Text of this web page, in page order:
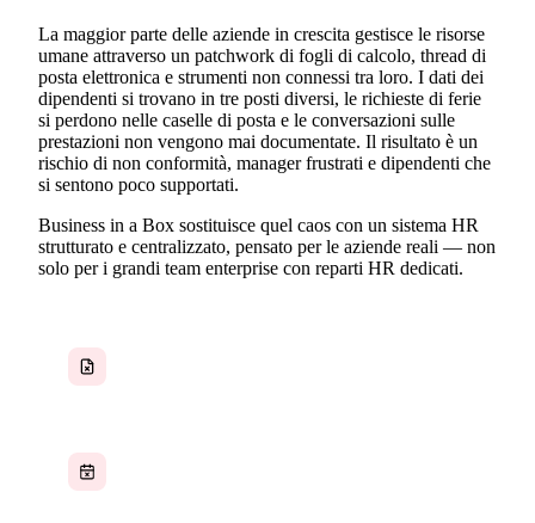
La maggior parte delle aziende in crescita gestisce le risorse
umane attraverso un patchwork di fogli di calcolo, thread di
posta elettronica e strumenti non connessi tra loro. I dati dei
dipendenti si trovano in tre posti diversi, le richieste di ferie
si perdono nelle caselle di posta e le conversazioni sulle
prestazioni non vengono mai documentate. Il risultato è un
rischio di non conformità, manager frustrati e dipendenti che
si sentono poco supportati.
Business in a Box sostituisce quel caos con un sistema HR
strutturato e centralizzato, pensato per le aziende reali — non
solo per i grandi team enterprise con reparti HR dedicati.